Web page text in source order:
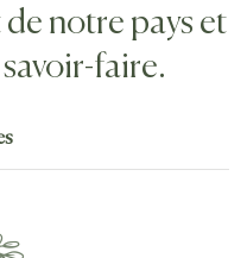
de notre pays et
faire.